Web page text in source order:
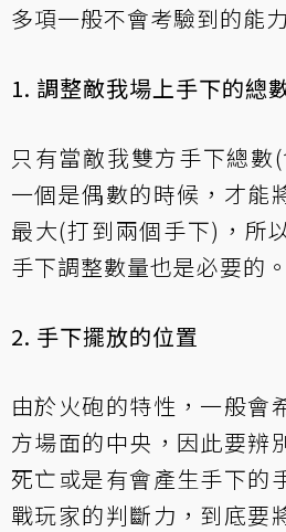
多項一般不會考驗到的能
1. 調整敵我場上手下的總
只有當敵我雙方手下總
一個是偶數的時候，才能
最大(打到兩個手下)，所
手下調整數量也是必要的。
2. 手下擺放的位置
由於火砲的特性，一般會
方場面的中央，因此要辨
死亡或是有會產生手下的
戰玩家的判斷力，到底要